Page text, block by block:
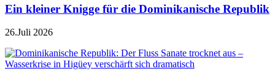
Ein kleiner Knigge für die Dominikanische Republik
26.Juli 2026